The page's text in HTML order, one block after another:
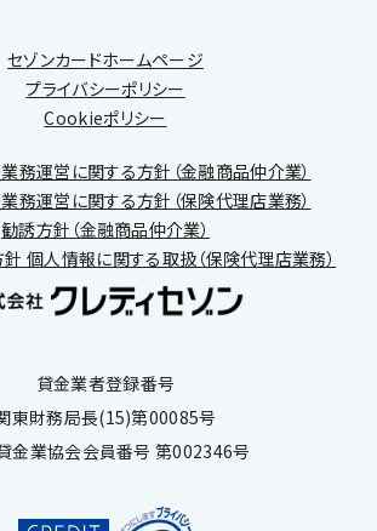
貸金業者登録番号
東財務局長(15)第00085号
金業協会会員番号 第002346号
セゾンカードホームページ
プライバシーポリシー
Cookieポリシー
務運営に関する方針（金融商品仲介業）
務運営に関する方針（保険代理店業務）
勧誘方針（金融商品仲介業）
個人情報に関する取扱（保険代理店業務）